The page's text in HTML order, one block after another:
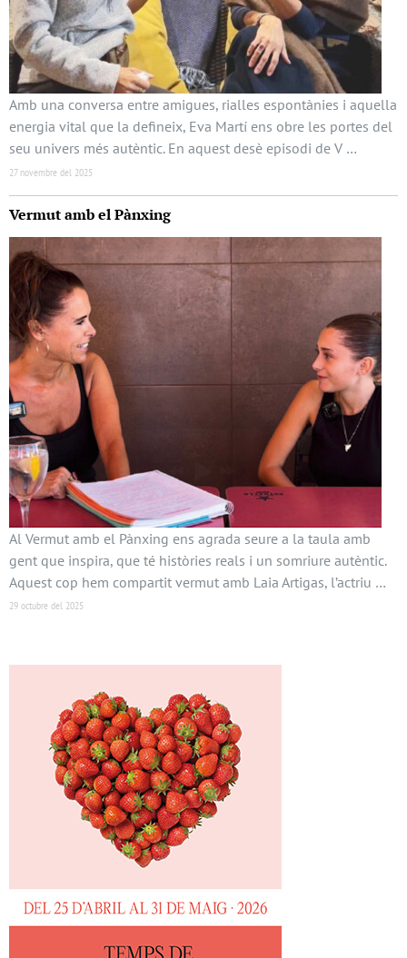
Amb una conversa entre amigues, rialles espontànies i aquella
energia vital que la defineix, Eva Martí ens obre les portes del
seu univers més autèntic. En aquest desè episodi de V …
27 novembre del 2025
Vermut amb el Pànxing
Al Vermut amb el Pànxing ens agrada seure a la taula amb
gent que inspira, que té històries reals i un somriure autèntic.
Aquest cop hem compartit vermut amb Laia Artigas, l’actriu …
29 octubre del 2025